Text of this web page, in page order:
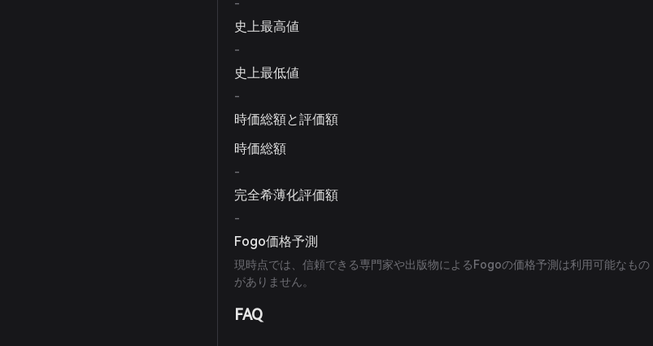
-
史上最高値
-
史上最低値
-
時価総額と評価額
時価総額
-
完全希薄化評価額
-
Fogo価格予測
現時点では、信頼できる専門家や出版物によるFogoの価格予測は利用可能なもの
がありません。
FAQ